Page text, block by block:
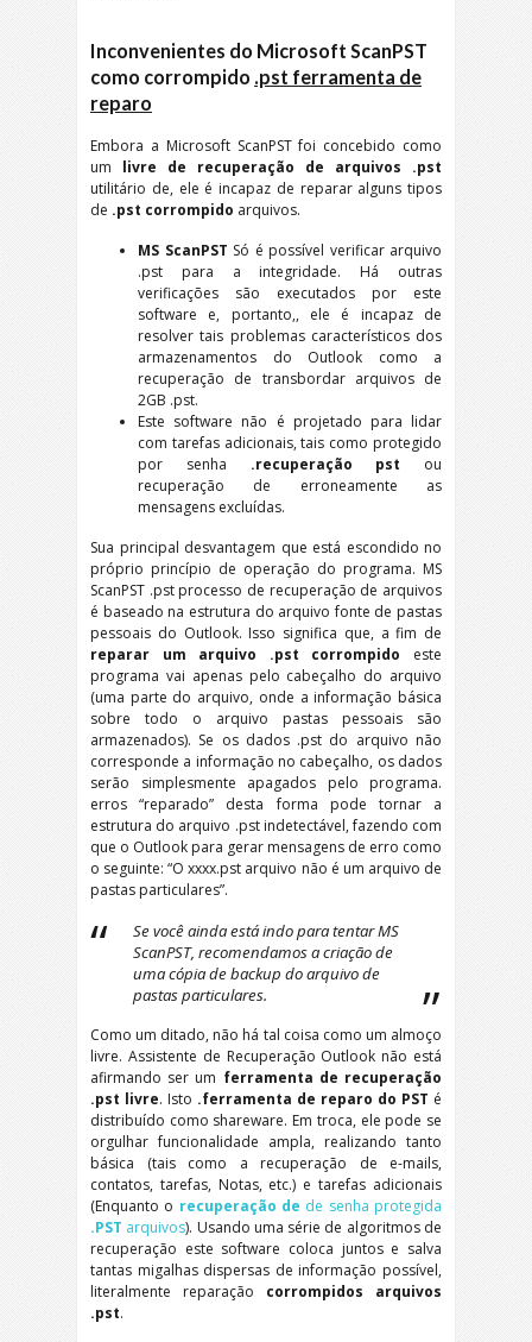
Inconvenientes do Microsoft ScanPST
como corrompido .pst ferramenta de
reparo
Embora a Microsoft ScanPST foi concebido como
um livre de recuperação de arquivos .pst
utilitário de, ele é incapaz de reparar alguns tipos
de .pst corrompido arquivos.
MS ScanPST Só é possível verificar arquivo
.pst para a integridade. Há outras
verificações são executados por este
software e, portanto,, ele é incapaz de
resolver tais problemas característicos dos
armazenamentos do Outlook como a
recuperação de transbordar arquivos de
2GB .pst.
Este software não é projetado para lidar
com tarefas adicionais, tais como protegido
por senha .recuperação pst ou
recuperação de erroneamente as
mensagens excluídas.
Sua principal desvantagem que está escondido no
próprio princípio de operação do programa. MS
ScanPST .pst processo de recuperação de arquivos
é baseado na estrutura do arquivo fonte de pastas
pessoais do Outlook. Isso significa que, a fim de
reparar um arquivo .pst corrompido este
programa vai apenas pelo cabeçalho do arquivo
(uma parte do arquivo, onde a informação básica
sobre todo o arquivo pastas pessoais são
armazenados). Se os dados .pst do arquivo não
corresponde a informação no cabeçalho, os dados
serão simplesmente apagados pelo programa.
erros “reparado” desta forma pode tornar a
estrutura do arquivo .pst indetectável, fazendo com
que o Outlook para gerar mensagens de erro como
o seguinte: “O xxxx.pst arquivo não é um arquivo de
pastas particulares”.
Se você ainda está indo para tentar MS
ScanPST, recomendamos a criação de
uma cópia de backup do arquivo de
pastas particulares.
Como um ditado, não há tal coisa como um almoço
livre. Assistente de Recuperação Outlook não está
afirmando ser um ferramenta de recuperação
.pst livre. Isto .ferramenta de reparo do PST é
distribuído como shareware. Em troca, ele pode se
orgulhar funcionalidade ampla, realizando tanto
básica (tais como a recuperação de e-mails,
contatos, tarefas, Notas, etc.) e tarefas adicionais
(Enquanto o recuperação de de senha protegida
.PST arquivos). Usando uma série de algoritmos de
recuperação este software coloca juntos e salva
tantas migalhas dispersas de informação possível,
literalmente reparação corrompidos arquivos
.pst.